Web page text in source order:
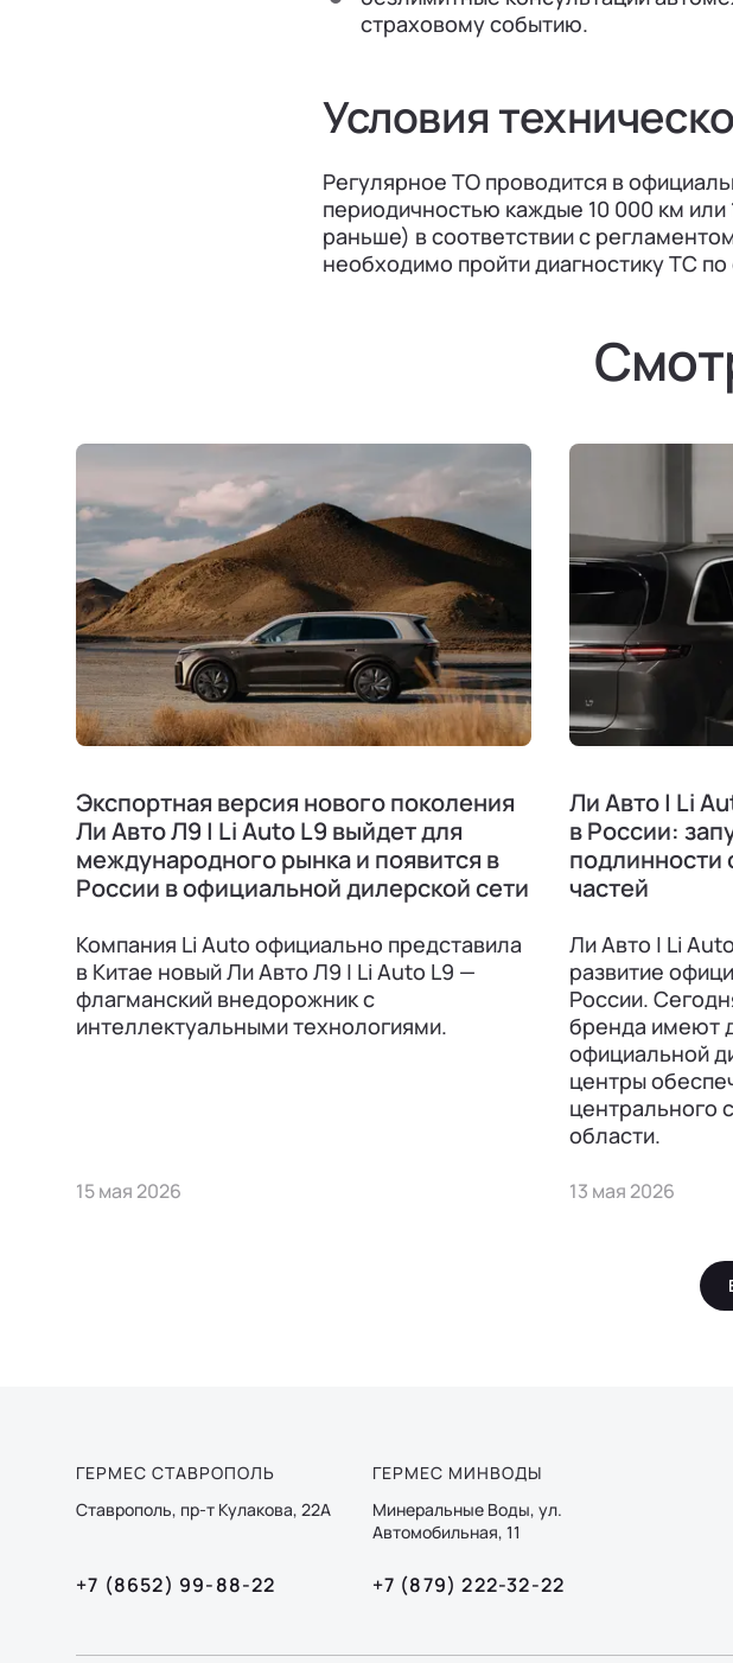
страховому событию.
Условия
Регулярное ТО проводится в
периодичностью каждые 10 000 км или
раньше) в соответствии с
необходимо пройти диагностику ТС
Экспортная версия нового поколения
Ли Авто Л9 | Li Auto L9 выйдет для
международного рынка и появится в
России в официальной дилерской сети
Компания Li Auto официально представила
в Китае новый Ли Авто Л9 | Li Auto L9 —
флагманский внедорожник с
интеллектуальными технологиями.
15 мая 2026
Ли Авто | Li
в России:
подлинности
частей
Ли Авто | Li
развитие
России.
бренда имеют
официальной
центры
центрального
области.
13 мая 2026
ГЕРМЕС СТАВРОПОЛЬ
Ставрополь, пр-т Кулакова, 22А
+7 (8652) 99-88-22
ГЕРМЕС МИНВОДЫ
Минеральные Воды, ул.
Автомобильная, 11
+7 (879) 222-32-22